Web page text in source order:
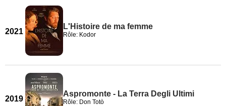
2021
L'Histoire de ma femme
Rôle: Kodor
2019
Aspromonte - La Terra Degli Ultimi
Rôle: Don Totò